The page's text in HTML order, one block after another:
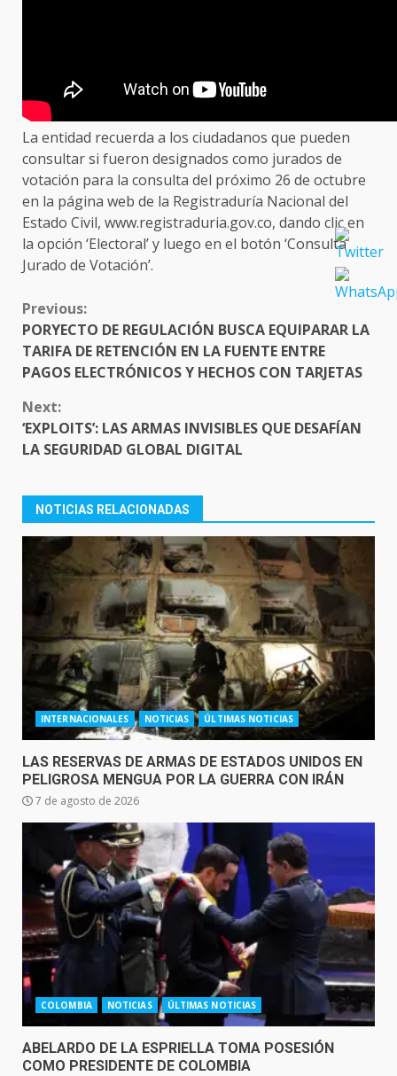
La entidad recuerda a los ciudadanos que pueden
consultar si fueron designados como jurados de
votación para la consulta del próximo 26 de octubre
en la página web de la Registraduría Nacional del
Estado Civil, www.registraduria.gov.co, dando clic en
la opción ‘Electoral’ y luego en el botón ‘Consulta
Jurado de Votación’.
CONTINUE
READING
Previous:
PORYECTO DE REGULACIÓN BUSCA EQUIPARAR LA
TARIFA DE RETENCIÓN EN LA FUENTE ENTRE
PAGOS ELECTRÓNICOS Y HECHOS CON TARJETAS
Next:
‘EXPLOITS’: LAS ARMAS INVISIBLES QUE DESAFÍAN
LA SEGURIDAD GLOBAL DIGITAL
NOTICIAS RELACIONADAS
INTERNACIONALES NOTICIAS ÚLTIMAS NOTICIAS
LAS RESERVAS DE ARMAS DE ESTADOS UNIDOS EN
PELIGROSA MENGUA POR LA GUERRA CON IRÁN
7 de agosto de 2026
COLOMBIA NOTICIAS ÚLTIMAS NOTICIAS
ABELARDO DE LA ESPRIELLA TOMA POSESIÓN
COMO PRESIDENTE DE COLOMBIA